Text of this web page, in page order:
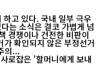
고 있다. 국내 일부 극우
는 소식은 결코 가볍게 넘
경쟁이나 건전한 비판이
확인되지 않은 부정선거
의...